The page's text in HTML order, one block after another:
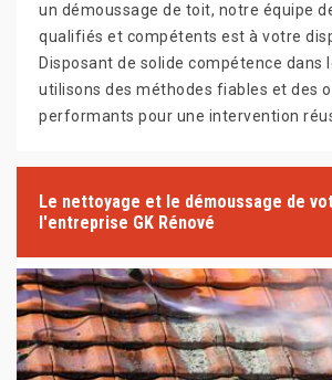
un démoussage de toit, notre équipe
qualifiés et compétents est à votre
Disposant de solide compétence dans
utilisons des méthodes fiables et des
performants pour une intervention
Le nettoyage et le démoussage de
l'entreprise GK Rénové